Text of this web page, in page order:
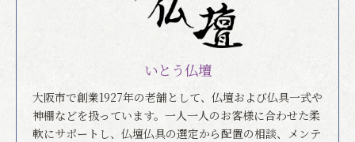
いとう仏壇
大阪市で創業1927年の老舗として、仏壇および仏具一式や
神棚などを扱っています。一人一人のお客様に合わせた柔
軟にサポートし、仏壇仏具の選定から配置の相談、メンテ